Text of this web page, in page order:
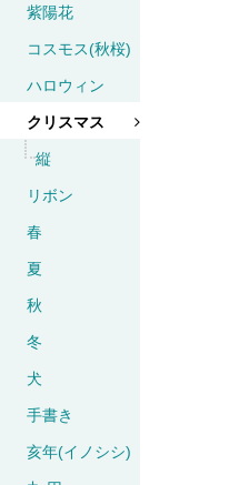
紫陽花
コスモス(秋桜)
ハロウィン
クリスマス
縦
リボン
春
夏
秋
冬
犬
手書き
亥年(イノシシ)